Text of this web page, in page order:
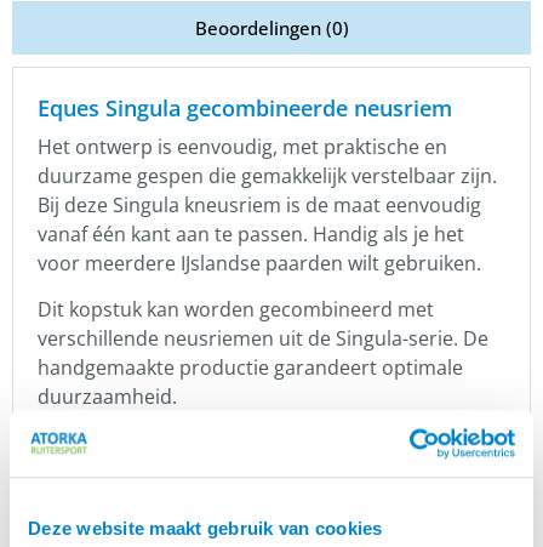
Deze website maakt gebruik van cookies
Beoordelingen (0)
Eques Singula gecombineerde neusriem
Het ontwerp is eenvoudig, met praktische en
duurzame gespen die gemakkelijk verstelbaar zijn.
Bij dezeSingula kneusriem is de maat eenvoudig
vanaf één kant aan te passen. Handig als je het
voor meerdere IJslandse paarden wilt gebruiken.
Dit kopstuk kan worden gecombineerd met
verschillende neusriemen uit de Singula-serie. De
handgemaakte productie garandeert optimale
duurzaamheid.
Onderhoudsinstructies
: Spoel het kroonstuk af
metBlack Edition Cleanen behandel het daarna